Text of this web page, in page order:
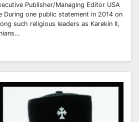
Publisher/Managing Editor USA
During one public statement in 2014 on
such religious leaders as Karekin II,